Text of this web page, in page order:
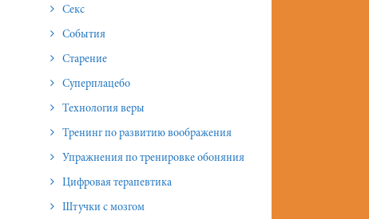
Секс
События
Старение
Суперплацебо
Технология веры
Тренинг по развитию воображения
Упражнения по тренировке обоняния
Цифровая терапевтика
Штучки с мозгом